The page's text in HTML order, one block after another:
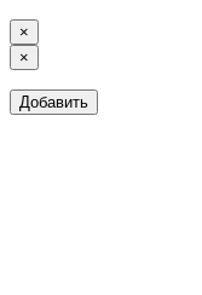
×
×
Добавить